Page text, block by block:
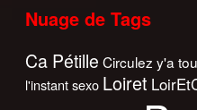
Nuage de Tags
Ca Pétille Circulez y'a
l'instant sexo Loiret